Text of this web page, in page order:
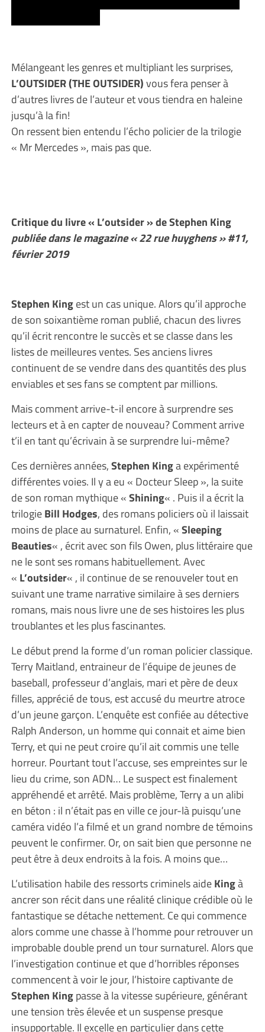
Mélangeant les genres et multipliant les surprises,
L’OUTSIDER (THE OUTSIDER)vous fera penser à
d’autres livres de l’auteur et vous tiendra en haleine
jusqu’à la fin!
On ressent bien entendu l’écho policier de la trilogie
« Mr Mercedes », mais pas que.
Critique du livre « L’outsider » de Stephen King
publiée dans le magazine « 22 rue huyghens » #11,
février 2019
Stephen Kingest un cas unique. Alors qu’il approche
de son soixantième roman publié, chacun des livres
qu’il écrit rencontre le succès et se classe dans les
listes de meilleures ventes. Ses anciens livres
continuent de se vendre dans des quantités des plus
enviables et ses fans se comptent par millions.
Mais comment arrive-t-il encore à surprendre ses
lecteurs et à en capter de nouveau? Comment arrive
t’il en tant qu’écrivain à se surprendre lui-même?
Ces dernières années,Stephen Kinga expérimenté
différentes voies. Il y a eu « Docteur Sleep », la suite
de son roman mythique «Shining« . Puis il a écrit la
trilogieBill Hodges, des romans policiers où il laissait
moins de place au surnaturel. Enfin, «Sleeping
Beauties« , écrit avec son fils Owen, plus littéraire que
ne le sont ses romans habituellement. Avec
« L’outsider« , il continue de se renouveler tout en
suivant une trame narrative similaire à ses derniers
romans, mais nous livre une de ses histoires les plus
troublantes et les plus fascinantes.
Le début prend la forme d’un roman policier classique.
Terry Maitland, entraineur de l’équipe de jeunes de
baseball, professeur d’anglais, mari et père de deux
filles, apprécié de tous, est accusé du meurtre atroce
d’un jeune garçon. L’enquête est confiée au détective
Ralph Anderson, un homme qui connait et aime bien
Terry, et qui ne peut croire qu’il ait commis une telle
horreur. Pourtant tout l’accuse, ses empreintes sur le
lieu du crime, son ADN… Le suspect est finalement
appréhendé et arrêté. Mais problème, Terry a un alibi
en béton : il n’était pas en ville ce jour-là puisqu’une
caméra vidéo l’a filmé et un grand nombre de témoins
peuvent le confirmer. Or, on sait bien que personne ne
peut être à deux endroits à la fois. A moins que…
L’utilisation habile des ressorts criminels aideKingà
ancrer son récit dans une réalité clinique crédible où le
fantastique se détache nettement. Ce qui commence
alors comme une chasse à l’homme pour retrouver un
improbable double prend un tour surnaturel. Alors que
l’investigation continue et que d’horribles réponses
commencent à voir le jour, l’histoire captivante de
Stephen Kingpasse à la vitesse supérieure, générant
une tension très élevée et un suspense presque
insupportable. Il excelle en particulier dans cette